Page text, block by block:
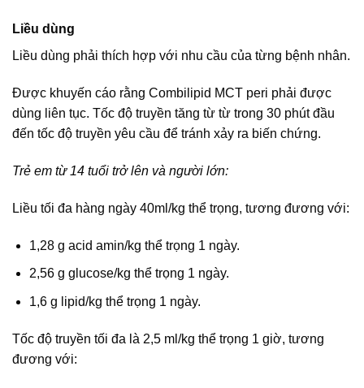
Liều dùng
Liều dùng phải thích hợp với nhu cầu của từng bệnh nhân.
Được khuyến cáo rằng Combilipid MCT peri phải được
dùng liên tục. Tốc độ truyền tăng từ từ trong 30 phút đầu
đến tốc độ truyền yêu cầu để tránh xảy ra biến chứng.
Trẻ em từ 14 tuổi trở lên và người lớn:
Liều tối đa hàng ngày 40ml/kg thể trọng, tương đương với:
1,28 g acid amin/kg thể trọng 1 ngày.
2,56 g glucose/kg thể trọng 1 ngày.
1,6 g lipid/kg thể trọng 1 ngày.
Tốc độ truyền tối đa là 2,5 ml/kg thể trọng 1 giờ, tương
đương với: